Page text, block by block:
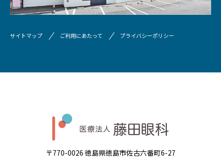
サイトマップ ご利用にあたって プライバシーポリシー
〒770-0026 徳島県徳島市佐古六番町6-27